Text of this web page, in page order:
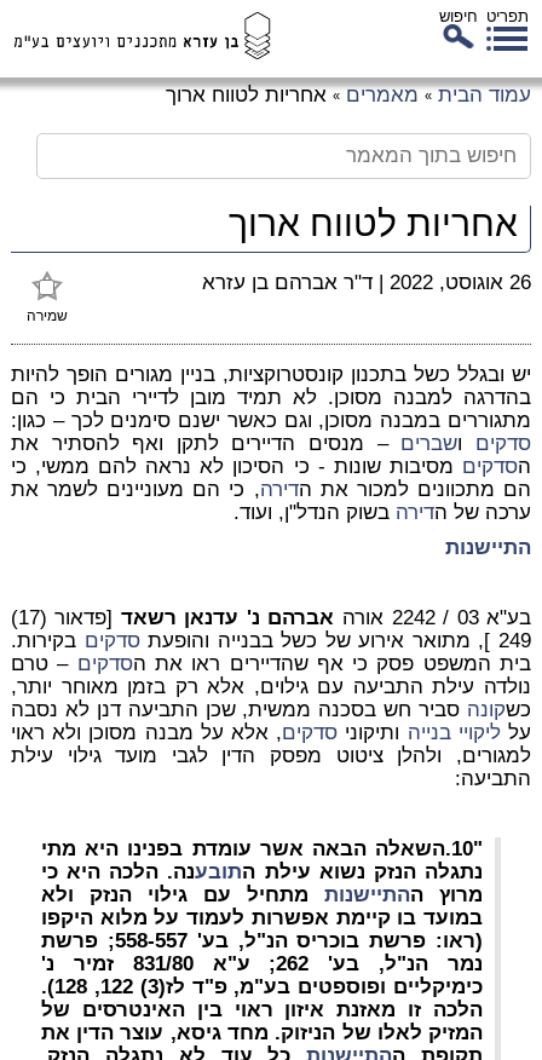
תפריט חיפוש
עמוד הבית » מאמרים » אחריות לטווח ארוך
אחריות לטווח ארוך
שמירה
26 אוגוסט, 2022 | ד"ר אברהם בן עזרא
יש ובגלל כשל בתכנון קונסטרוקציות, בניין מגורים הופך להיות
בהדרגה למבנה מסוכן. לא תמיד מובן לדיירי הבית כי הם
מתגוררים במבנה מסוכן, וגם כאשר ישנם סימנים לכך – כגון:
סדקים ושברים – מנסים הדיירים לתקן ואף להסתיר את
הסדקים מסיבות שונות - כי הסיכון לא נראה להם ממשי, כי
הם מתכוונים למכור את הדירה, כי הם מעוניינים לשמר את
ערכה של הדירה בשוק הנדל"ן, ועוד.
התיישנות
בע"א 03 / 2242 אורה אברהם נ' עדנאן רשאד
[פדאור (17)
249 ], מתואר אירוע של כשל בבנייה והופעת
סדקים בקירות.
בית המשפט פסק כי אף שהדיירים ראו את הסדקים – טרם
נולדה עילת התביעה עם גילוים, אלא רק בזמן מאוחר יותר,
כשקונה סביר חש בסכנה ממשית, שכן התביעה דנן לא נסבה
עלליקויי בנייה ותיקוני סדקים, אלא על מבנה מסוכן ולא ראוי
למגורים, ולהלן ציטוט מפסק הדין לגבי מועד גילוי עילת
התביעה:
"10.השאלה הבאה אשר עומדת בפנינו היא מתי
נתגלה הנזק נשוא עילת התובענה. הלכה היא כי
מרוץ ההתיישנותמתחיל עם גילוי הנזק ולא
במועד בו קיימת אפשרות לעמוד על מלוא היקפו
(ראו: פרשת בוכריס הנ"ל, בע' 558-557; פרשת
נמר הנ"ל, בע' 262; ע"א 831/80 זמיר נ'
כימיקליים ופוספטים בע"מ, פ"ד לז(3) 122, 128).
הלכה זו מאזנת איזון ראוי בין האינטרסים של
המזיק לאלו של הניזוק. מחד גיסא, עוצר הדין את
תקופת ההתיישנותכל עוד לא נתגלה הנזק.